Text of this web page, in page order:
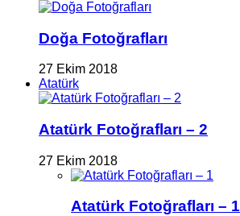
Doğa Fotoğrafları
27 Ekim 2018
Atatürk
Atatürk Fotoğrafları – 2
27 Ekim 2018
Atatürk Fotoğrafları – 1